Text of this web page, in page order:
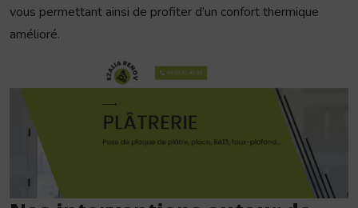
vous permettant ainsi de profiter d’un confort thermique
amélioré.